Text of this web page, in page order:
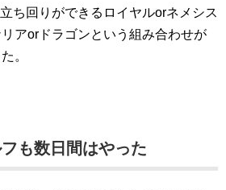
ち回りができるロイヤルorネメシス
アorドラゴンという組み合わせが
。
も数日間はやった